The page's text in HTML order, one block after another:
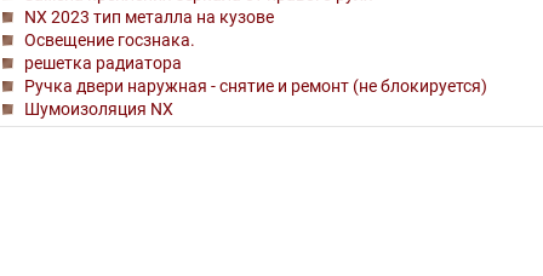
NX 2023 тип металла на кузове
Освещение госзнака.
решетка радиатора
Ручка двери наружная - снятие и ремонт (не блокируется)
Шумоизоляция NX